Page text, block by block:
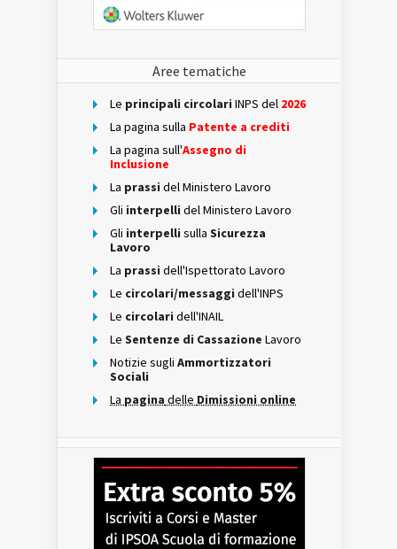
Aree tematiche
Le principali circolari INPS del 2026
La pagina sulla Patente a crediti
La pagina sull'Assegno di
Inclusione
La prassi del Ministero Lavoro
Gli interpelli del Ministero Lavoro
Gli interpelli sulla Sicurezza
Lavoro
La prassi dell'Ispettorato Lavoro
Le circolari/messaggi dell'INPS
Le circolari dell'INAIL
Le Sentenze di Cassazione Lavoro
Notizie sugli Ammortizzatori
Sociali
La pagina delle Dimissioni online